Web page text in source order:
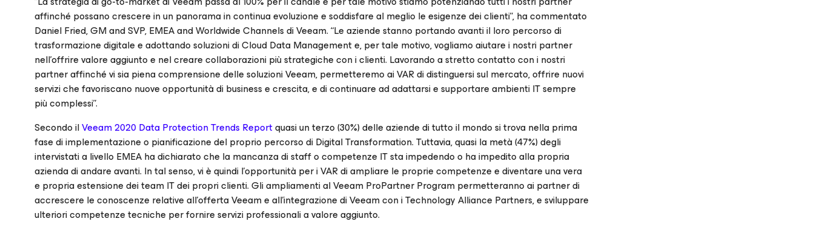
affinché possano crescere in un panorama in continua evoluzione e soddisfare al meglio le esigenze dei clienti”, ha commentato
Daniel Fried, GM and SVP, EMEA and Worldwide Channels di Veeam. “Le aziende stanno portando avanti il loro percorso di
trasformazione digitale e adottando soluzioni di Cloud Data Management e, per tale motivo, vogliamo aiutare i nostri partner
nell’offrire valore aggiunto e nel creare collaborazioni più strategiche con i clienti. Lavorando a stretto contatto con i nostri
partner affinché vi sia piena comprensione delle soluzioni Veeam, permetteremo ai VAR di distinguersi sul mercato, offrire nuovi
servizi che favoriscano nuove opportunità di business e crescita, e di continuare ad adattarsi e supportare ambienti IT sempre
più complessi”.
Secondo ilVeeam 2020 Data Protection Trends Reportquasi un terzo (30%) delle aziende di tutto il mondo si trova nella prima
fase di implementazione o pianificazione del proprio percorso di Digital Transformation. Tuttavia, quasi la metà (47%) degli
intervistati a livello EMEA ha dichiarato che la mancanza di staff o competenze IT sta impedendo o ha impedito alla propria
azienda di andare avanti. In tal senso, vi è quindi l’opportunità per i VAR di ampliare le proprie competenze e diventare una vera
e propria estensione dei team IT dei propri clienti. Gli ampliamenti al Veeam ProPartner Program permetteranno ai partner di
accrescere le conoscenze relative all’offerta Veeam e all’integrazione di Veeam con i Technology Alliance Partners, e sviluppare
ulteriori competenze tecniche per fornire servizi professionali a valore aggiunto.